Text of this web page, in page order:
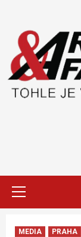
content
Primary
MEDIA PRAHA